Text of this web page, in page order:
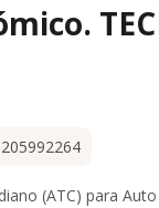
(ATC) para